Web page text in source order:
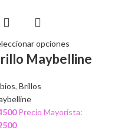
opciones
Maybelline
, Brillos
Precio Mayorista: